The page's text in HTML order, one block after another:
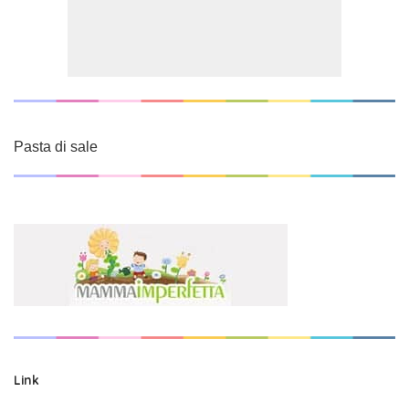
Pasta di sale
Link